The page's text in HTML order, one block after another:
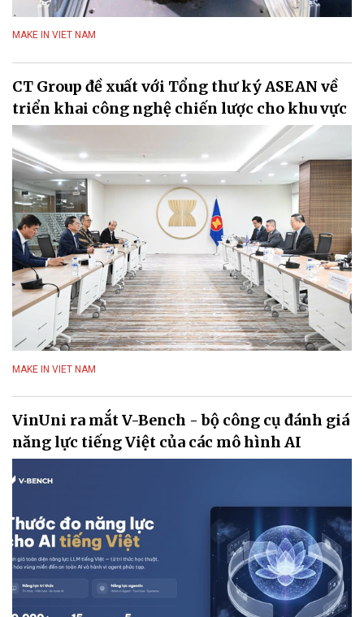
MAKE IN VIET NAM
CT Group đề xuất với Tổng thư ký ASEAN về
triển khai công nghệ chiến lược cho khu vực
MAKE IN VIET NAM
VinUni ra mắt V-Bench - bộ công cụ đánh giá
năng lực tiếng Việt của các mô hình AI